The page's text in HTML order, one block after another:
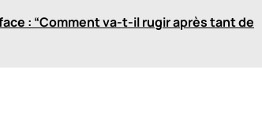
: “Comment va-t-il rugir après tant de